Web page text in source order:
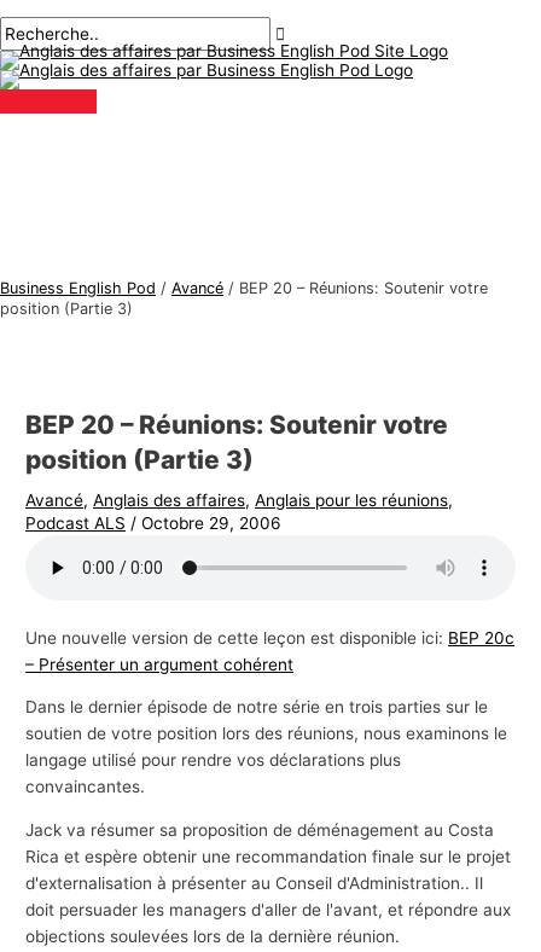
au
contenu
principal
Business English Pod / Avancé / BEP 20 – Réunions: Soutenir votre
position (Partie 3)
BEP 20 – Réunions: Soutenir votre
position (Partie 3)
Avancé,Anglais des affaires,Anglais pour les réunions,
Podcast ALS /Octobre 29, 2006
Une nouvelle version de cette leçon est disponible ici: BEP 20c
– Présenter un argument cohérent
Dans le dernier épisode de notre série en trois parties sur le
soutien de votre position lors des réunions, nous examinons le
langage utilisé pour rendre vos déclarations plus
convaincantes.
Jack va résumer sa proposition de déménagement au Costa
Rica et espère obtenir une recommandation finale sur le projet
d'externalisation à présenter au Conseil d'Administration.. Il
doit persuader les managers d'aller de l'avant, et répondre aux
objections soulevées lors de la dernière réunion.
des
articles
ici..
mail*
S
u
j
e
n
i
s
d
e
f
f
a
i
r
e
s
R
e
c
h
r